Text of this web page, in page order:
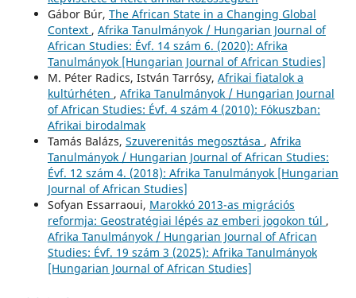
Gábor Búr, The African State in a Changing Global
Context , Afrika Tanulmányok / Hungarian Journal of
African Studies: Évf. 14 szám 6. (2020): Afrika
Tanulmányok [Hungarian Journal of African Studies]
M. Péter Radics, István Tarrósy, Afrikai fiatalok a
kultúrhéten , Afrika Tanulmányok / Hungarian Journal
of African Studies: Évf. 4 szám 4 (2010): Fókuszban:
Afrikai birodalmak
Tamás Balázs, Szuverenitás megosztása , Afrika
Tanulmányok / Hungarian Journal of African Studies:
Évf. 12 szám 4. (2018): Afrika Tanulmányok [Hungarian
Journal of African Studies]
Sofyan Essarraoui, Marokkó 2013-as migrációs
reformja: Geostratégiai lépés az emberi jogokon túl ,
Afrika Tanulmányok / Hungarian Journal of African
Studies: Évf. 19 szám 3 (2025): Afrika Tanulmányok
[Hungarian Journal of African Studies]